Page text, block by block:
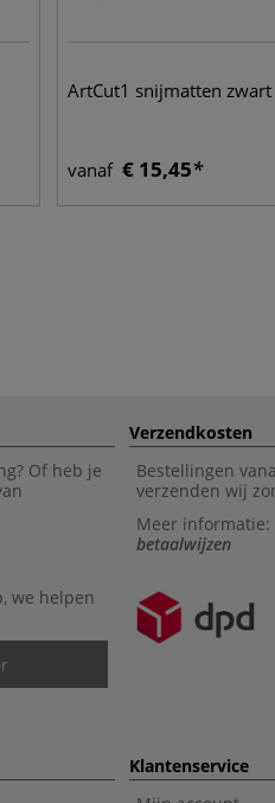
ArtCut1 snijmatten zwart
vanaf € 15,45
Of heb je
we helpen
Verzendkosten
Bestellingen
verzenden wij
Meer informatie:
betaalwijzen
Klantenservice